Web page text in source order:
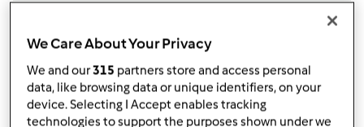
daMonica Botteon
published: 14-03-2020
Aggiungi alle mie raccolte
We Care About Your Privacy
We and our315 partners store and access personal
data, like browsing data or unique identifiers, on your
device. Selecting I Accept enables tracking
technologies to support the purposes shown under we